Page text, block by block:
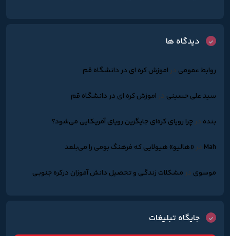
دیدگاه ها
روابط عمومی دراموزش کره ای در دانشگاه قم
سید علی حسینی دراموزش کره ای در دانشگاه قم
بنده درچرا رویای کره‌ای جایگزین رویای آمریکایی می‌شود؟
Mah در«هالیو» هیولایی که فرهنگ بومی را می‌بلعد
موسوی درمشکلات زندگـی و تحصیل دانش آموزان درکره جنوبـی
جایگاه تبلیغات